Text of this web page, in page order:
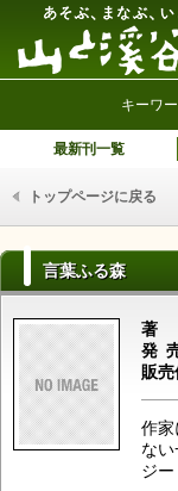
キーワ
最新刊一覧
トップページに戻る
言葉ふる森
発
販
作家
な
ジー